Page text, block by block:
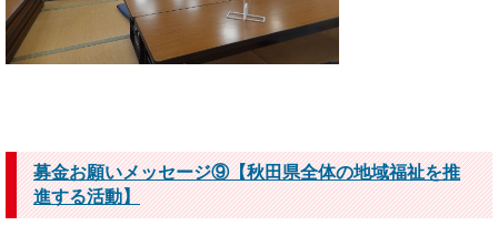
募金お願いメッセージ⑨【秋田県全体の地域福祉を推
進する活動】